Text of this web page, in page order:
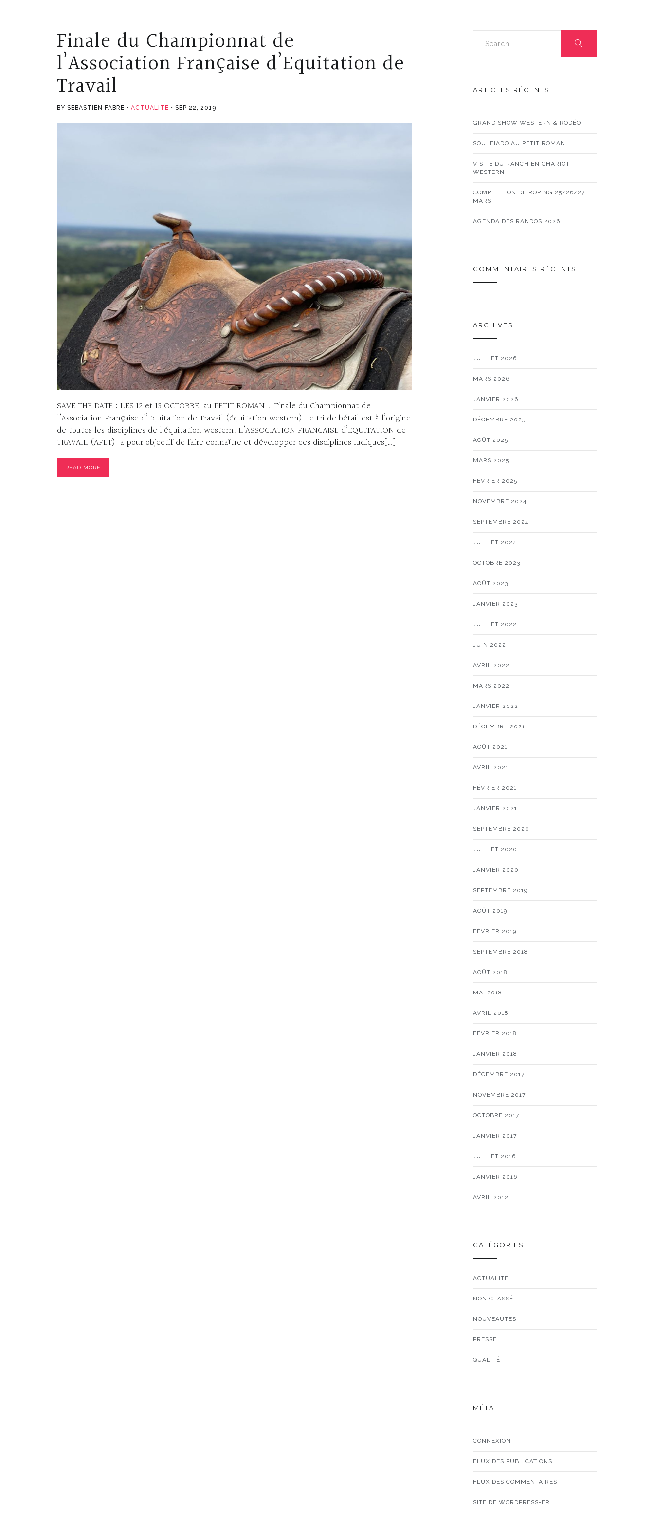
Finale du Championnat de
l’Association Française d’Equitation de
Travail
BY SÉBASTIEN FABRE ACTUALITE SEP 22, 2019
SAVE THE DATE : LES 12 et 13 OCTOBRE, au PETIT ROMAN ! Finale du Championnat de
l’Association Française d’Equitation de Travail (équitation western) Le tri de bétail est à l’origine
de toutes les disciplines de l’équitation western. L’ASSOCIATION FRANCAISE d’EQUITATION de
TRAVAIL (AFET) a pour objectif de faire connaître et développer ces disciplines ludiques[…]
READ MORE
ARTICLES RÉCENTS
GRAND SHOW WESTERN & RODÉO
SOULEIADO AU PETIT ROMAN
VISITE DU RANCH EN CHARIOT
WESTERN
COMPETITION DE ROPING 25/26/27
MARS
AGENDA DES RANDOS 2026
COMMENTAIRES RÉCENTS
ARCHIVES
JUILLET 2026
MARS 2026
JANVIER 2026
DÉCEMBRE 2025
AOÛT 2025
MARS 2025
FÉVRIER 2025
NOVEMBRE 2024
SEPTEMBRE 2024
JUILLET 2024
OCTOBRE 2023
AOÛT 2023
JANVIER 2023
JUILLET 2022
JUIN 2022
AVRIL 2022
MARS 2022
JANVIER 2022
DÉCEMBRE 2021
AOÛT 2021
AVRIL 2021
FÉVRIER 2021
JANVIER 2021
SEPTEMBRE 2020
JUILLET 2020
JANVIER 2020
SEPTEMBRE 2019
AOÛT 2019
FÉVRIER 2019
SEPTEMBRE 2018
AOÛT 2018
MAI 2018
AVRIL 2018
FÉVRIER 2018
JANVIER 2018
DÉCEMBRE 2017
NOVEMBRE 2017
OCTOBRE 2017
JANVIER 2017
JUILLET 2016
JANVIER 2016
AVRIL 2012
CATÉGORIES
ACTUALITE
NON CLASSÉ
NOUVEAUTES
PRESSE
QUALITÉ
MÉTA
CONNEXION
FLUX DES PUBLICATIONS
FLUX DES COMMENTAIRES
SITE DE WORDPRESS-FR